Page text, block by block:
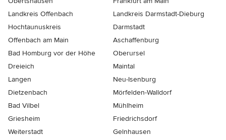
Landkreis Offenbach
Landkreis Darmstadt-Dieburg
Hochtaunuskreis
Darmstadt
Offenbach am Main
Aschaffenburg
Bad Homburg vor der Höhe
Oberursel
Dreieich
Maintal
Langen
Neu-Isenburg
Dietzenbach
Mörfelden-Walldorf
Bad Vilbel
Mühlheim
Griesheim
Friedrichsdorf
Weiterstadt
Gelnhausen